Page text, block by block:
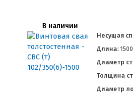
В наличии
Несущая
Длина:
Диаметр
Толщина
Диаметр